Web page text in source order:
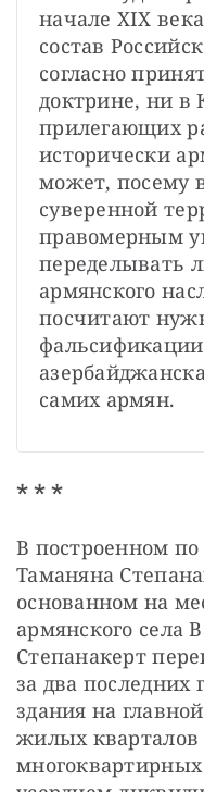
начале XIX
состав
согласно
доктрине, ни в
прилегающих
исторически
может, посему
суверенной
правомерным
переделывать
армянского
посчитают
самих армян.
* * *
В построенном по
Таманяна
основанном на
армянского села
Степанакерт
за два последних
здания на
жилых